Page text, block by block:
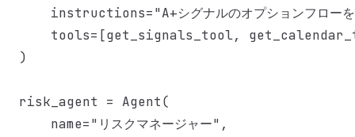
instructions="A+シグナルのオプションフロー
tools=[get_signals_tool,
)
risk_agent = Agent(
    name="リスクマネージャー",